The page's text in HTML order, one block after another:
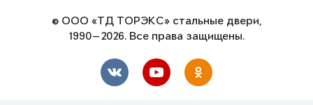
© ООО «ТД ТОРЭКС» стальные двери,
1990—2026. Все права защищены.